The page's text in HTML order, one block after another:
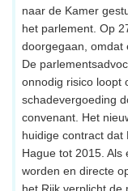
naar de Kamer
het parlement. Op
doorgegaan, omdat
De
onnodig risico loopt
schadevergoeding
convenant. Het
huidige contract dat
Hague tot 2015.
worden en directe